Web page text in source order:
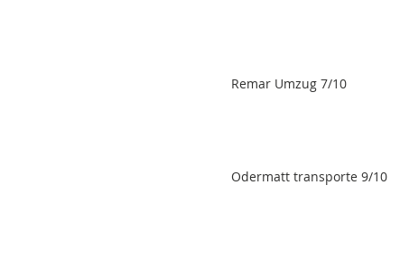
Remar Umzug 7/10
Odermatt transporte 9/10